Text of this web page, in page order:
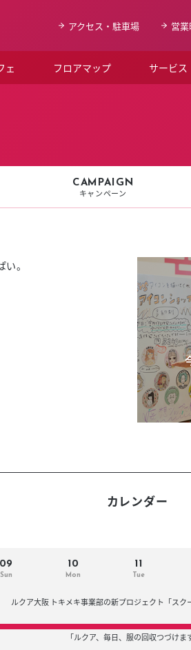
アクセス・駐車場 営
ェ フロアマップ サービス
CAMPAIGN
キャンペーン
。
カレンダー
09
Sun
10
Mon
11
Tue
ルクア大阪 トキメキ事業部の新プロジェクト「スク
「ルクア、毎日、服の回収つづけま